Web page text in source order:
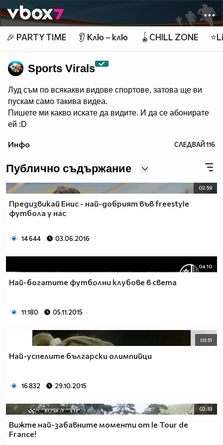
👾
🎉 PARTY TIME 👂 Клю – клю 🪀CHILL ZONE
Sports Virals
Луд съм по всякакви видове спортове, затова ще ви
пускам само такива видеа.
Пишете ми какво искате да видите. И да се абонирате
ей :D
Инфо СЛЕДВАЙ116
Публично съдържание
02:59
Предизвикай Енис - най-добрият във freestyle
футбола у нас
14 644 03.06.2016
04:10
Най-богатите футболни клубове в света
11 180 05.11.2015
03:51
Най-успелите български олимпийци
16 832 29.10.2015
02:33
Вижте най-забавните моменти от le Tour de
France!